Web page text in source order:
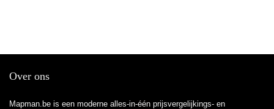
Over ons
Mapman.be is een moderne alles-in-één prijsvergelijkings- en